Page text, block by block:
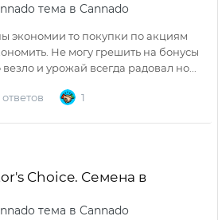
тема в Cannado
экономии то покупки по акциям
Не могу грешить на бонусы
и урожай всегда радовал но...
ответов 1
Choice. Семена в
тема в Cannado